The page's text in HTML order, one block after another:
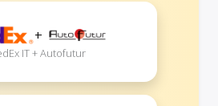
+
IT + Autofutur